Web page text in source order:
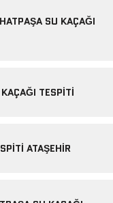
SU KAÇAĞI
TESPITI
ATAŞEHIR